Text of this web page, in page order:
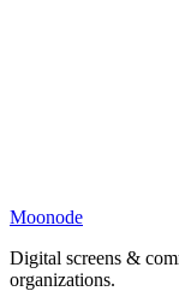
Moonode
Digital screens &
organizations.